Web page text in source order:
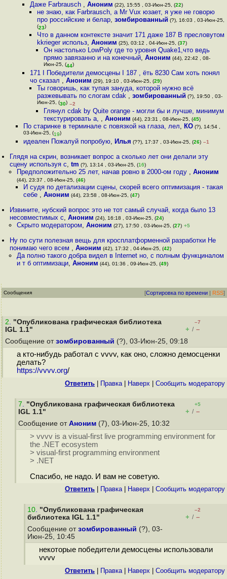
Даже Farbrausch ,Аноним (22), 15:55 , 03-Июн-25, (22)
не знаю, как Farbrausch, а Mr Vux юзает, я уже не говорю
про российские и белар, зомбированный (?), 16:03 , 03-Июн-25,
(23)
Что в данном контексте значит 171 даже 187 В пресловутом
kkrieger использ, Аноним (25), 03:12 , 04-Июн-25, (37)
Он настолько LowPoly где то уровня Quake1,что ведь
прямо завязанно и на конечный, Аноним (44), 22:42 , 08-
Июн-25, (44)
171 I Победители демосцены I 187 , ёть 8230 Сам хоть понял
чо сказал ,Аноним (29), 19:10 , 03-Июн-25, (29)
Ты говоришь, как тупая зануда, которой нужно всё
разжевывать по слогам cdak , зомбированный (?), 19:50 , 03-
Июн-25, (30) –2
Глянул cdak by Quite orange - могли бы и лучше, минимум
текстурировать а, , Аноним (44), 23:31 , 08-Июн-25, (45)
По старинке в терминале с повязкой на глаза, лел, КО(?), 14:54 ,
03-Июн-25, (19)
идеален Пожалуй попробую, Илья (??), 17:37 , 03-Июн-25, (26) –1
Глядя на скрин, возникает вопрос а сколько лет они делали эту
сцену используя с,tm (?), 13:14 , 03-Июн-25, (16)
Предположительно 25 лет, начав ровно в 2000-ом году , Аноним
(44), 23:37 , 08-Июн-25, (46)
И судя по детализации сцены, скорей всего оптимизация - такая
себе , Аноним (44), 23:58 , 08-Июн-25, (47)
Извините, нубский вопрос это не тот самый случай, когда было 13
несовместимых с,Аноним (24), 16:18 , 03-Июн-25, (24)
Скрыто модератором, Аноним (27), 17:50 , 03-Июн-25, (27) +5
Ну по сути полезная вещь для кросплатформенной разработки Не
понимаю чего всем ,Аноним (42), 17:32 , 04-Июн-25, (42)
Да полно такого добра видел в Internet но, с полным функциналом
и т б оптимизаци, Аноним (44), 01:36 , 09-Июн-25, (49)
Сообщения [Сортировка по времени | RSS]
2. "Опубликована графическая библиотека
IGL 1.1"
–7
+ / –
Сообщение от зомбированный (?), 03-Июн-25, 09:18
а кто-нибудь работал с vvvv, как оно, сложно демосценки
делать?
https://vvvv.org/
Ответить Правка| Наверх Cообщить модератору
7. "Опубликована графическая библиотека
IGL 1.1"
+5
+ / –
Сообщение от Аноним (7), 03-Июн-25, 10:32
> vvvv is a visual-first live programming environment for
the .NET ecosystem
> visual-first programming environment
> .NET
Спасибо, не надо. И вам не советую.
Ответить Правка| Наверх Cообщить модератору
10. "Опубликована графическая
библиотека IGL 1.1"
–2
+ / –
Сообщение от зомбированный (?), 03-
Июн-25, 10:45
некоторые победители демосцены использовали
vvvv
Ответить Правка| Наверх Cообщить модератору